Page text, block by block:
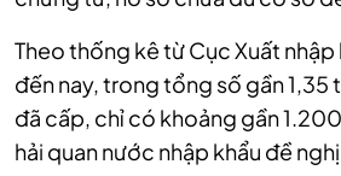
Theo thống kê từ Cục Xuất
đến nay, trong tổng số gần 1,35
đã cấp, chỉ có khoảng gần
hải quan nước nhập khẩu đề